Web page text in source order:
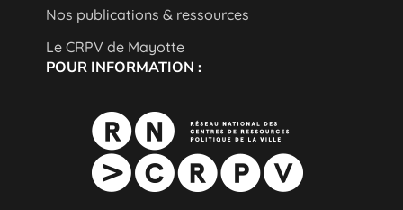
Nos publications & ressources
Le CRPV de Mayotte
POUR INFORMATION :